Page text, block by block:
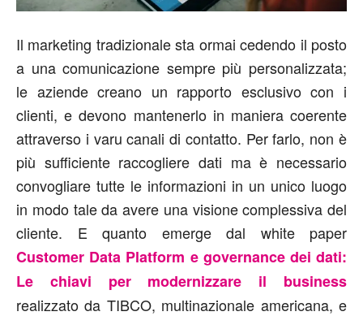
Il marketing tradizionale sta ormai cedendo il posto
a una comunicazione sempre più personalizzata;
le aziende creano un rapporto esclusivo con i
clienti, e devono mantenerlo in maniera coerente
attraverso i varu canali di contatto. Per farlo, non è
più sufficiente raccogliere dati ma è necessario
convogliare tutte le informazioni in un unico luogo
in modo tale da avere una visione complessiva del
cliente. E quanto emerge dal white paper
Customer Data Platform e governance dei dati:
Le chiavi per modernizzare il business
realizzato da TIBCO, multinazionale americana, e